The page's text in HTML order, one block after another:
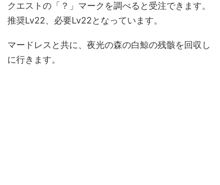
クエストの「？」マークを調べると受注できます。
推奨Lv22、必要Lv22となっています。
マードレスと共に、夜光の森の白鯨の残骸を回収し
に行きます。